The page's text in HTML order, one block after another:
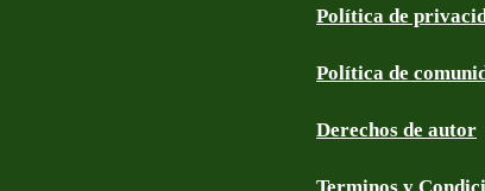
Política de
Política de
Derechos de autor